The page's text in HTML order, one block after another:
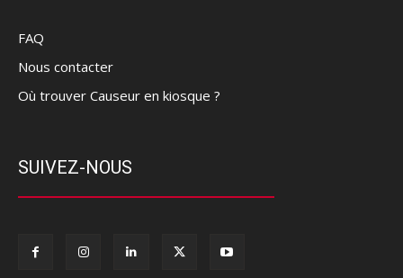
FAQ
Nous contacter
Où trouver Causeur en kiosque ?
SUIVEZ-NOUS